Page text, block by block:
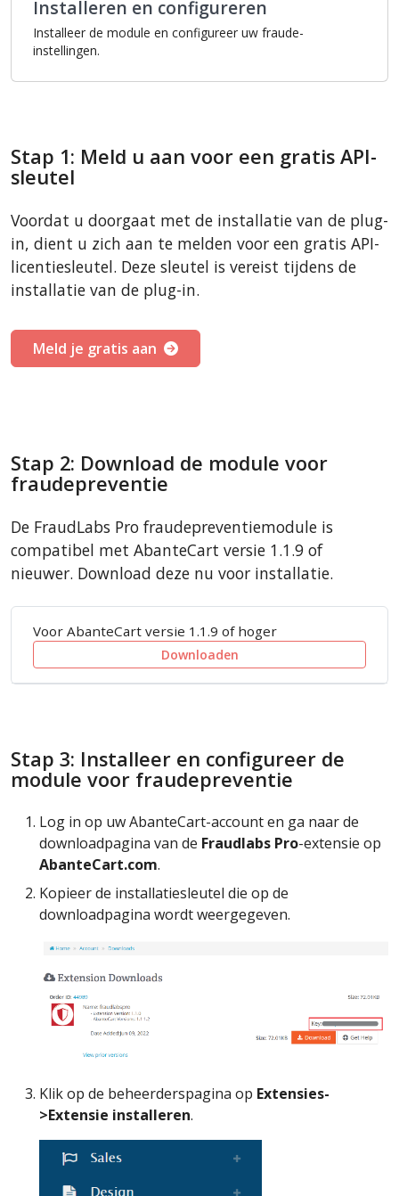
Installeren en configureren
Installeer de module en configureer uw fraude-
instellingen.
Stap 1: Meld u aan voor een gratis API-
sleutel
Voordat u doorgaat met de installatie van de plug-
in, dient u zich aan te melden voor een gratis API-
licentiesleutel. Deze sleutel is vereist tijdens de
installatie van de plug-in.
Meld je gratis aan
Stap 2: Download de module voor
fraudepreventie
De FraudLabs Pro fraudepreventiemodule is
compatibel met AbanteCart versie 1.1.9 of
nieuwer. Download deze nu voor installatie.
Voor AbanteCart versie 1.1.9 of hoger
Downloaden
Stap 3: Installeer en configureer de
module voor fraudepreventie
Log in op uw AbanteCart-account en ga naar de
downloadpagina van de Fraudlabs Pro-extensie op
AbanteCart.com.
Kopieer de installatiesleutel die op de
downloadpagina wordt weergegeven.
Klik op de beheerderspagina op Extensies-
>Extensie installeren.